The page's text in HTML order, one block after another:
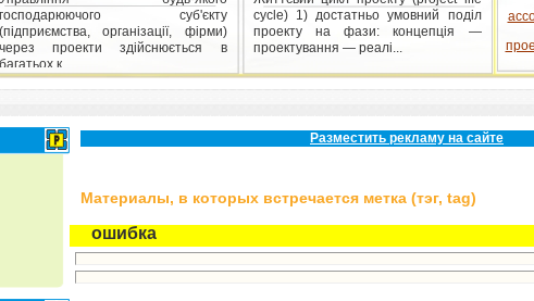
господарюючого суб'єкту
(підприємства, організації, фірми)
через проекти здійснюється в
багатьох к...
cycle) 1) достатньо умовний поділ
проекту на фази: концепція —
проектування — реалі...
Разместить рекламу на сайте
Материалы, в которых встречается метка (тэг, tag)
ошибка